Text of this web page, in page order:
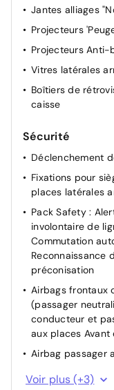
Eclairage des
Jantes alliages
Projecteurs
Projecteurs Anti-
Vitres latérales
Boîtiers de
caisse
Sécurité
Déclenchement
Fixations pour
places latérales
Pack Safety :
involontaire de
Commutation
Reconnaissance
préconisation
Airbags frontaux
(passager
conducteur et
aux places Avant
Airbag passager
Verrouillage
Voir plus (+3)